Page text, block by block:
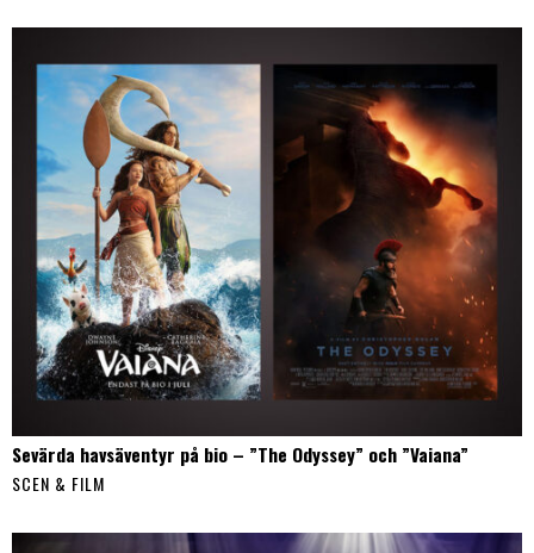
Sevärda havsäventyr på bio – ”The Odyssey” och ”Vaiana”
SCEN & FILM